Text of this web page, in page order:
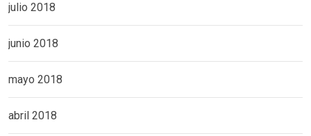
julio 2018
junio 2018
mayo 2018
abril 2018